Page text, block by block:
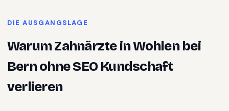
DIE AUSGANGSLAGE
WarumZahnärzteinWohlen bei
Bernohne SEO Kundschaft
verlieren